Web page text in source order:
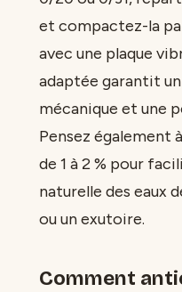
et compactez-la
avec une plaque
adaptée garantit
mécanique et une
Pensez également
de 1 à 2 % pour
naturelle des eaux
ou un exutoire.
Comment